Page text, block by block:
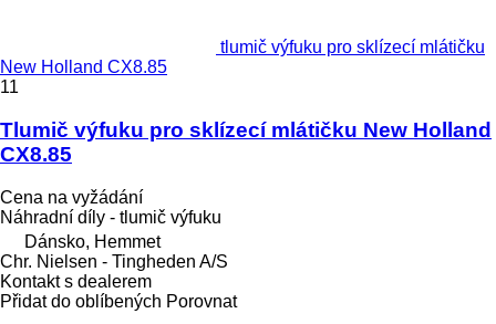
tlumič výfuku pro sklízecí mlátičku
New Holland CX8.85
11
Tlumič výfuku pro sklízecí mlátičku New Holland
CX8.85
Cena na vyžádání
Náhradní díly - tlumič výfuku
Dánsko, Hemmet
Chr. Nielsen - Tingheden A/S
Kontakt s dealerem
Přidat do oblíbených Porovnat